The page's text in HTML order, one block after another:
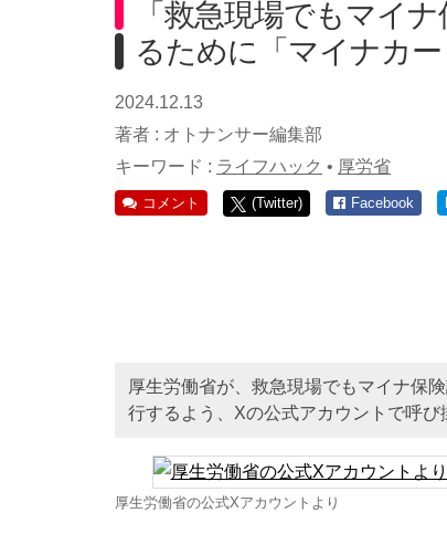
「救急現場でもマイ
るために「マイナカ
2024.12.13
著者 : オトナンサー編集部
キーワード : ライフハック • 厚労省
コメント (Twitter) Facebook
厚生労働省が、救急現場でもマイナ保
行するよう、Xの公式アカウントで呼び
厚生労働省の公式Xアカウントより